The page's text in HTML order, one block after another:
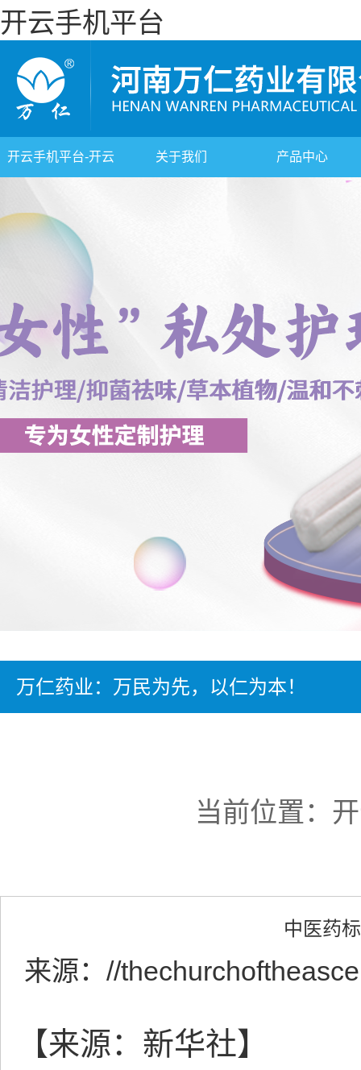
开云手机平台
开云手机平台-开云 关于我们 产品中心
万仁药业：万民为先，以仁为本！
当前位置：
中医药
来源： //
【来源：新华社】